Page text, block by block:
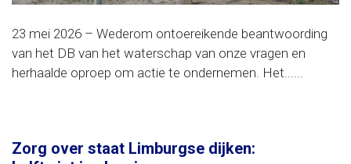
23 mei 2026 – Wederom ontoereikende beantwoording
van het DB van het waterschap van onze vragen en
herhaalde oproep om actie te ondernemen. Het......
Zorg over staat Limburgse dijken: